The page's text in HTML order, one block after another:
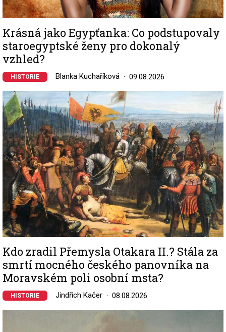
Krásná jako Egypťanka: Co podstupovaly
staroegyptské ženy pro dokonalý
vzhled?
HISTORIE Blanka Kuchaříková 09.08.2026
Image
Kdo zradil Přemysla Otakara II.? Stála za
smrtí mocného českého panovníka na
Moravském poli osobní msta?
HISTORIE Jindřich Kačer 08.08.2026